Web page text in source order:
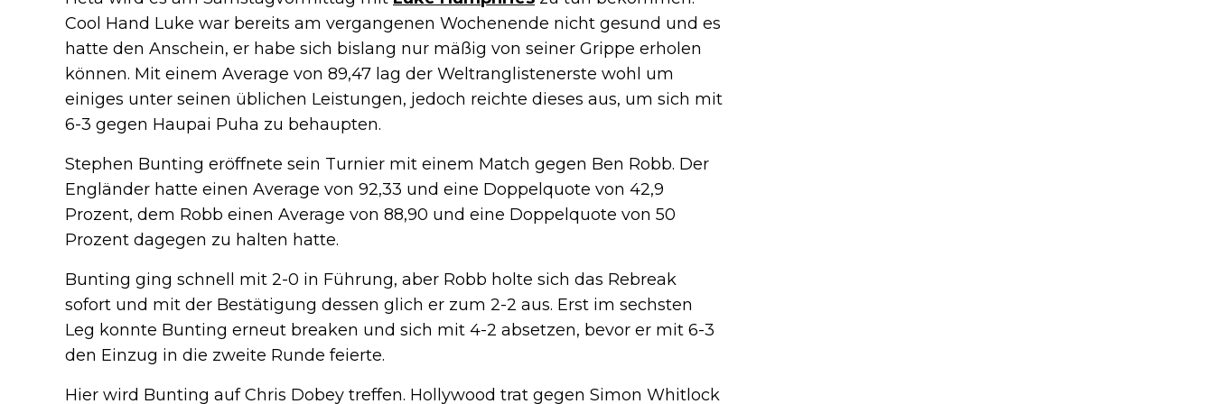
Cool Hand Luke war bereits am vergangenen Wochenende nicht gesund und es
hatte den Anschein, er habe sich bislang nur mäßig von seiner Grippe erholen
können. Mit einem Average von 89,47 lag der Weltranglistenerste wohl um
einiges unter seinen üblichen Leistungen, jedoch reichte dieses aus, um sich mit
6-3 gegen Haupai Puha zu behaupten.
Stephen Bunting eröffnete sein Turnier mit einem Match gegen Ben Robb. Der
Engländer hatte einen Average von 92,33 und eine Doppelquote von 42,9
Prozent, dem Robb einen Average von 88,90 und eine Doppelquote von 50
Prozent dagegen zu halten hatte.
Bunting ging schnell mit 2-0 in Führung, aber Robb holte sich das Rebreak
sofort und mit der Bestätigung dessen glich er zum 2-2 aus. Erst im sechsten
Leg konnte Bunting erneut breaken und sich mit 4-2 absetzen, bevor er mit 6-3
den Einzug in die zweite Runde feierte.
Hier wird Bunting auf Chris Dobey treffen. Hollywood trat gegen Simon Whitlock